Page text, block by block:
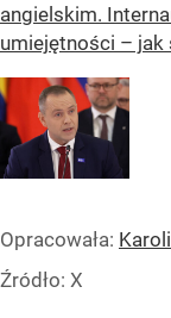
angielskim.
umiejętności – jak
Opracowała:
Źródło: X